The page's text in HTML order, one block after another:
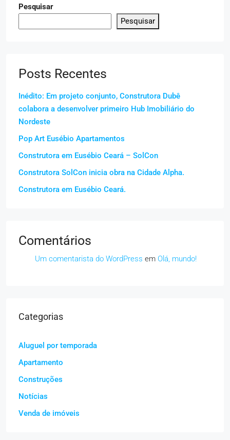
Pesquisar
Pesquisar
Posts Recentes
Inédito: Em projeto conjunto, Construtora Dubê
colabora a desenvolver primeiro Hub Imobiliário do
Nordeste
Pop Art Eusébio Apartamentos
Construtora em Eusébio Ceará – SolCon
Construtora SolCon inicia obra na Cidade Alpha.
Construtora em Eusébio Ceará.
Comentários
Um comentarista do WordPress em Olá, mundo!
Categorias
Aluguel por temporada
Apartamento
Construções
Notícias
Venda de imóveis